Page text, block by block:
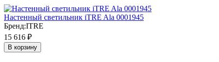
Настенный светильник iTRE Ala 0001945
Бренд:ITRE
15 616 ₽
В корзину